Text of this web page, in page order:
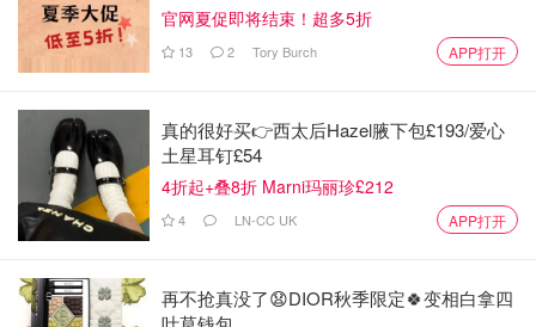
官网夏促即将结束！超多5折
13 2 Tory Burch APP打开
真的很好买👉西太后Hazel腋下包£193/爱心
土星耳钉£54
4折起+叠8折 Marni玛丽珍£212
4 LN-CC UK APP打开
再不抢真没了😧DIOR秋季限定🍀变相白拿四